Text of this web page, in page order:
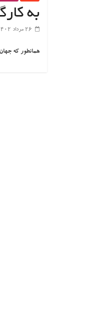
به
۲۶ مرداد ۱۴۰۲
همانطور که